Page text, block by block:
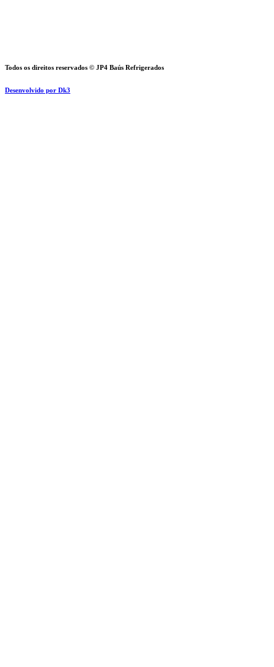
Todos os direitos reservados © JP4 Baús Refrigerados
Desenvolvido por Dk3